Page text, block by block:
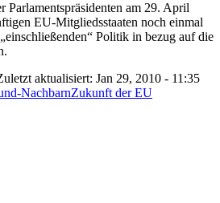
Parlamentspräsidenten am 29. April
EU-Mitgliedsstaaten noch einmal
Politik in bezug auf die
aktualisiert: Jan 29, 2010 - 11:35
NachbarnZukunft der EU